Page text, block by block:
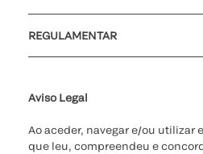
REGULAMENTAR
Aviso Legal
Ao aceder, navegar e/ou utilizar
que leu, compreendeu e